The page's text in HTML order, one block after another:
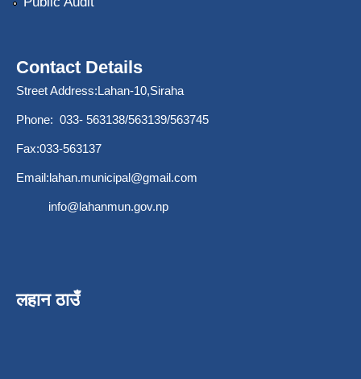
Contact Details
Street Address:Lahan-10,Siraha
Phone: 033- 563138/563139/563745
Fax:033-563137
Email:lahan.municipal@gmail.com
info@lahanmun.gov.np
लहान ठाउँ